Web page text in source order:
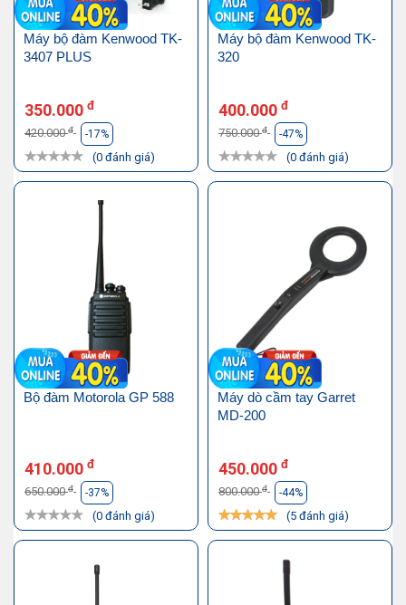
Máy bộ đàm Kenwood TK-
3407 PLUS
350.000 đ
420.000đ -17%
(0 đánh giá)
Máy bộ đàm Kenwood TK-
320
400.000 đ
750.000đ -47%
(0 đánh giá)
Bộ đàm Motorola GP 588
410.000 đ
650.000đ -37%
(0 đánh giá)
Máy dò cầm tay Garret
MD-200
450.000 đ
800.000đ -44%
(5 đánh giá)